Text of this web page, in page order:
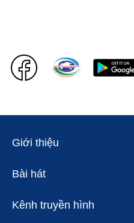
Giới thiệu
Bài hát
Kênh truyền hình